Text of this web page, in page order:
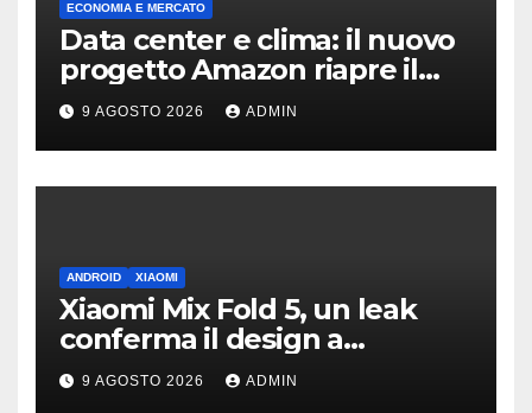
ECONOMIA E MERCATO
Data center e clima: il nuovo
progetto Amazon riapre il
dibattito sulle emissioni
9 AGOSTO 2026 ADMIN
ANDROID XIAOMI
Xiaomi Mix Fold 5, un leak
conferma il design a
passaporto e HyperOS 4
9 AGOSTO 2026 ADMIN